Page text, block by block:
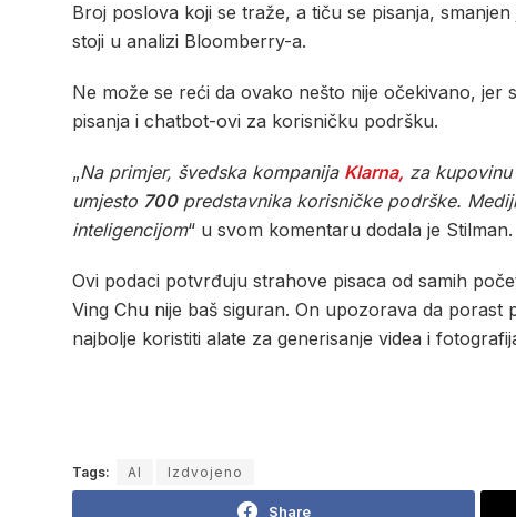
Broj poslova koji se traže, a tiču se pisanja, smanjen
stoji u analizi Bloomberry-a.
Ne može se reći da ovako nešto nije očekivano, jer
pisanja i chatbot-ovi za korisničku podršku.
„Na primjer, švedska kompanija Klarna, za
umjesto 700predstavnika korisničke podrške.
inteligencijom“ u svom komentaru dodala je Stilman.
Ovi podaci potvrđuju strahove pisaca od samih
Ving Chu nije baš siguran. On upozorava da
najbolje koristiti alate za generisanje videa i
Tags: AI Izdvojeno
Share